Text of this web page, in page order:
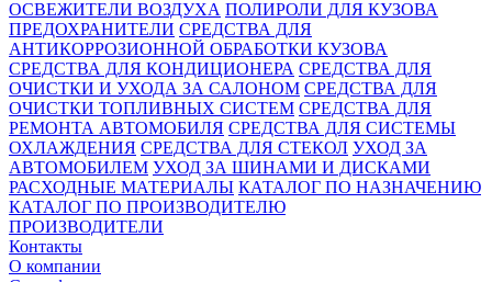
ОСВЕЖИТЕЛИ ВОЗДУХА ПОЛИРОЛИ ДЛЯ КУЗОВА
ПРЕДОХРАНИТЕЛИ СРЕДСТВА ДЛЯ
АНТИКОРРОЗИОННОЙ ОБРАБОТКИ КУЗОВА
СРЕДСТВА ДЛЯ КОНДИЦИОНЕРА СРЕДСТВА ДЛЯ
ОЧИСТКИ И УХОДА ЗА САЛОНОМ СРЕДСТВА ДЛЯ
ОЧИСТКИ ТОПЛИВНЫХ СИСТЕМ СРЕДСТВА ДЛЯ
РЕМОНТА АВТОМОБИЛЯ СРЕДСТВА ДЛЯ СИСТЕМЫ
ОХЛАЖДЕНИЯ СРЕДСТВА ДЛЯ СТЕКОЛ УХОД ЗА
АВТОМОБИЛЕМ УХОД ЗА ШИНАМИ И ДИСКАМИ
РАСХОДНЫЕ МАТЕРИАЛЫ КАТАЛОГ ПО НАЗНАЧЕНИЮ
КАТАЛОГ ПО ПРОИЗВОДИТЕЛЮ
ПРОИЗВОДИТЕЛИ
Контакты
О компании